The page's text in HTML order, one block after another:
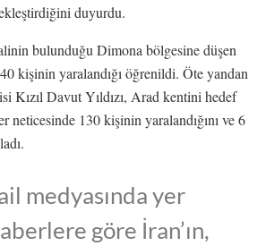
duyurdu.
bulunduğu Dimona bölgesine düşen
kişinin yaralandığı öğrenildi. Öte yandan
Kızıl Davut Yıldızı, Arad kentini hedef
neticesinde 130 kişinin yaralandığını ve 6
medyasında yer
göre İran’ın,